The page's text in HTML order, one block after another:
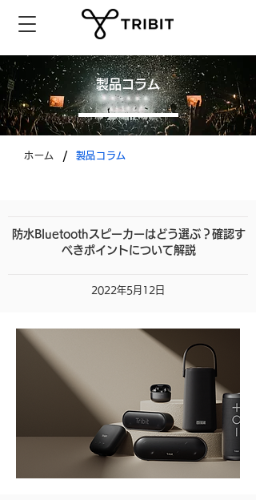
製品コラム
ホーム / 製品コラム
防水Bluetoothスピーカーはどう選ぶ？確認す
べきポイントについて解説
2022年5月12日